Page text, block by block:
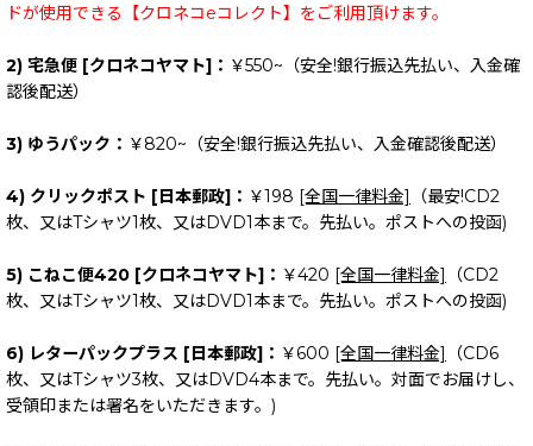
ドが使用できる【クロネコeコレクト】をご利用頂けます。
2) 宅急便 [クロネコヤマト]： ￥550~（安全!銀行振込先払い、入金確
認後配送）
3) ゆうパック： ￥820~（安全!銀行振込先払い、入金確認後配送）
4) クリックポスト [日本郵政]： ￥198 [全国一律料金]
（最安!CD2
枚、又はTシャツ1枚、又はDVD1本まで。先払い。ポストへの投函)
5) こねこ便420 [クロネコヤマト]： ￥420 [全国一律料金]
（CD2
枚、又はTシャツ1枚、又はDVD1本まで。先払い。ポストへの投函)
6) レターパックプラス [日本郵政]： ￥600 [全国一律料金]
（CD6
枚、又はTシャツ3枚、又はDVD4本まで。先払い。対面でお届けし、
受領印または署名をいただきます。)